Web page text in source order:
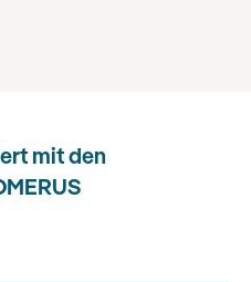
mit den